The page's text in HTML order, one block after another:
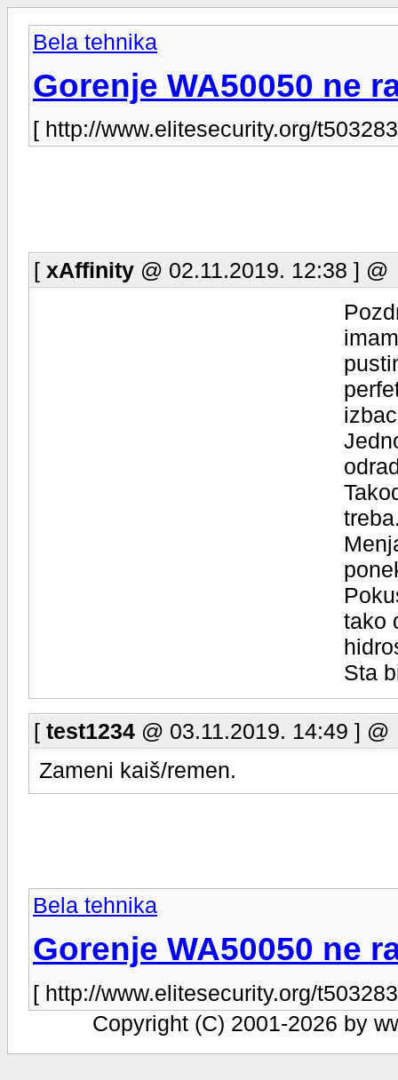
Bela tehnika
Gorenje WA50050 ne
[ http://www.elitesecurity.org/
[ xAffinity @ 02.11.2019. 12:38 ] @
tako
Sta
[ test1234 @ 03.11.2019. 14:49 ] @
Zameni kaiš/remen.
Bela tehnika
Gorenje WA50050 ne
[ http://www.elitesecurity.org/
Copyright (C) 2001-2026 by